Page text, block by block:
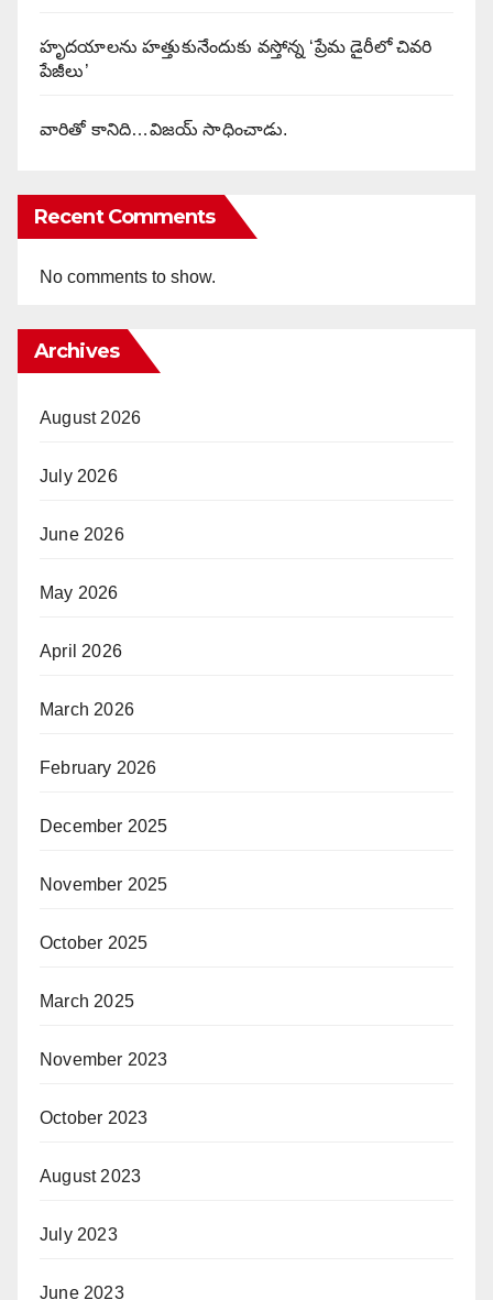
హృదయాలను హత్తుకునేందుకు వస్తోన్న ‘ప్రేమ డైరీలో చివరి
పేజీలు’
వారితో కానిది…విజయ్ సాధించాడు.
Recent Comments
No comments to show.
Archives
August 2026
July 2026
June 2026
May 2026
April 2026
March 2026
February 2026
December 2025
November 2025
October 2025
March 2025
November 2023
October 2023
August 2023
July 2023
June 2023